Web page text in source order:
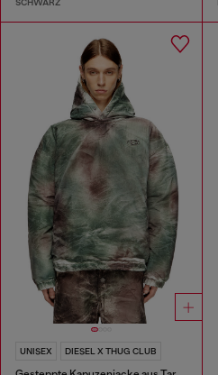
SCHWARZ
UNISEX DIESEL X THUG CLUB